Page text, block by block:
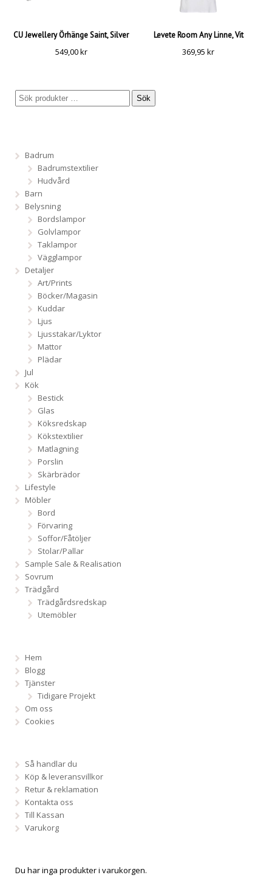
CU Jewellery Örhänge Saint, Silver
549,00kr
Levete Room Any Linne, Vit
369,95 kr
Sök
Badrum
Badrumstextilier
Hudvård
Barn
Belysning
Bordslampor
Golvlampor
Taklampor
Vägglampor
Detaljer
Art/Prints
Böcker/Magasin
Kuddar
Ljus
Ljusstakar/Lyktor
Mattor
Plädar
Jul
Kök
Bestick
Glas
Köksredskap
Kökstextilier
Matlagning
Porslin
Skärbrädor
Lifestyle
Möbler
Bord
Förvaring
Soffor/Fåtöljer
Stolar/Pallar
Sample Sale & Realisation
Sovrum
Trädgård
Trädgårdsredskap
Utemöbler
Hem
Blogg
Tjänster
Tidigare Projekt
Om oss
Cookies
Så handlar du
Köp & leveransvillkor
Retur & reklamation
Kontakta oss
Till Kassan
Varukorg
Du har inga produkter i varukorgen.